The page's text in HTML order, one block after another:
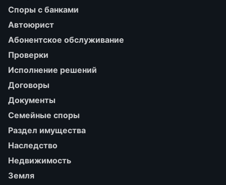
Споры с банками
Автоюрист
Абонентское обслуживание
Проверки
Исполнение решений
Договоры
Документы
Семейные споры
Раздел имущества
Наследство
Недвижимость
Земля